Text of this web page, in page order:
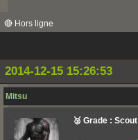
🔴 Hors ligne
2014-12-15 15:26:53
Mitsu
🥉 Grade : Scout